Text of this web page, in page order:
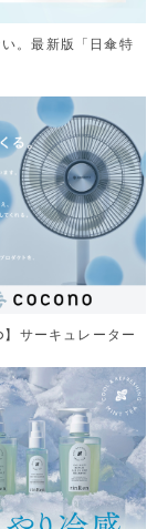
。最新版「日傘特
サーキュレーター